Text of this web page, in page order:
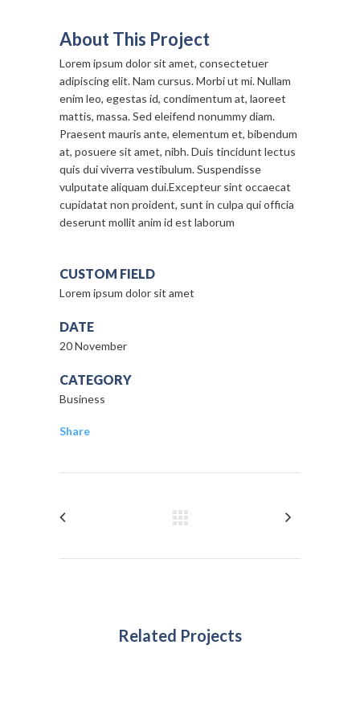
About This Project
Lorem ipsum dolor sit amet, consectetuer
adipiscing elit. Nam cursus. Morbi ut mi. Nullam
enim leo, egestas id, condimentum at, laoreet
mattis, massa. Sed eleifend nonummy diam.
Praesent mauris ante, elementum et, bibendum
at, posuere sit amet, nibh. Duis tincidunt lectus
quis dui viverra vestibulum. Suspendisse
vulputate aliquam dui.Excepteur sint occaecat
cupidatat non proident, sunt in culpa qui officia
deserunt mollit anim id est laborum
CUSTOM FIELD
Lorem ipsum dolor sit amet
DATE
20 November
CATEGORY
Business
Share
Related Projects